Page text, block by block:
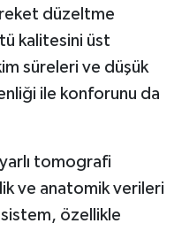
düzeltme
kalitesini üst
süreleri ve düşük
ile konforunu da
tomografi
ve anatomik verileri
özellikle